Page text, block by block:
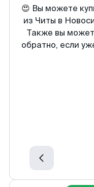
😍 Вы можете
из Читы в
Также вы
обратно, если